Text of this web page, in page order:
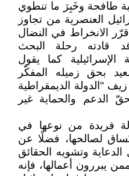
طافحة وخَبِرَ ما تنطوي
العنصرية من تجاوز
قرّر الانخراط في النضال
قادته رحلة البحث
الإسرائيلية كما يقول
بحق زميله المفكّر
"الدولة الديمقراطية
الدعم والحماية غير
فريدة من نوعها في
لصالحها، فضلًا عن
وتشويه الحقائق
يبررون أعمالها، فإنه